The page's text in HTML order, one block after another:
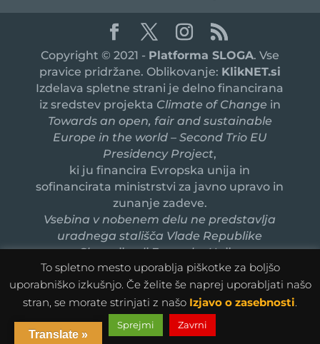
Copyright © 2021 - Platforma SLOGA. Vse
pravice pridržane. Oblikovanje: KlikNET.si
Izdelava spletne strani je delno financirana
iz sredstev projekta Climate of Change in
Towards an open, fair and sustainable
Europe in the world – Second Trio EU
Presidency Project,
ki ju financira Evropska unija in
sofinancirata ministrstvi za javno upravo in
zunanje zadeve.
Vsebina v nobenem delu ne predstavlja
uradnega stališča Vlade Republike
Slovenije ali Evropske Unije.
To spletno mesto uporablja piškotke za boljšo
uporabniško izkušnjo. Če želite še naprej uporabljati našo
stran, se morate strinjati z našo Izjavo o zasebnosti.
Sprejmi Zavrni
Translate »